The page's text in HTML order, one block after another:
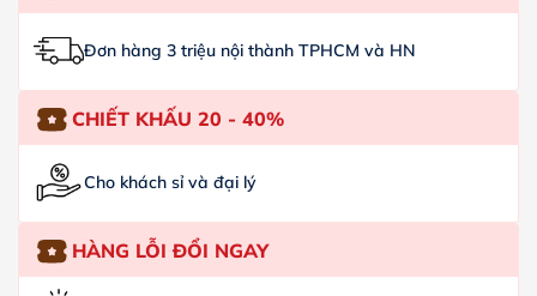
Đơn hàng 3 triệu nội thành TPHCM và HN
CHIẾT KHẤU 20 - 40%
Cho khách sỉ và đại lý
HÀNG LỖI ĐỔI NGAY